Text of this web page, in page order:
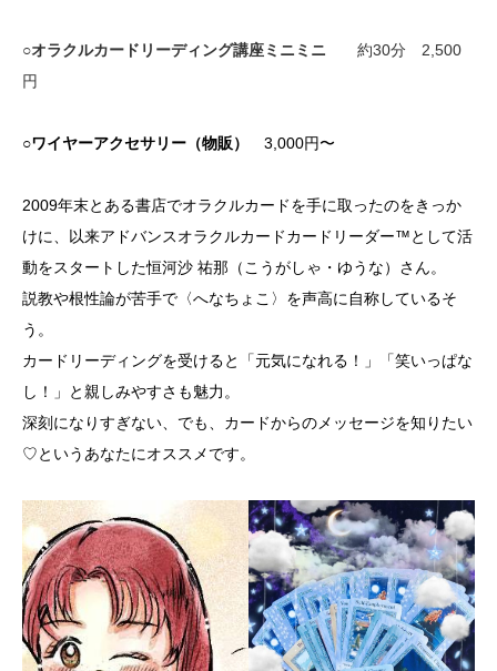
○オラクルカードリーディング講座ミニミニ 約30分 2,500
円
○ワイヤーアクセサリー（物販） 3,000円〜
2009年末とある書店でオラクルカードを手に取ったのをきっか
けに、以来アドバンスオラクルカードカードリーダー™として活
動をスタートした恒河沙 祐那（こうがしゃ・ゆうな）さん。
説教や根性論が苦手で〈へなちょこ〉を声高に自称しているそ
う。
カードリーディングを受けると「元気になれる！」「笑いっぱな
し！」と親しみやすさも魅力。
深刻になりすぎない、でも、カードからのメッセージを知りたい
♡というあなたにオススメです。